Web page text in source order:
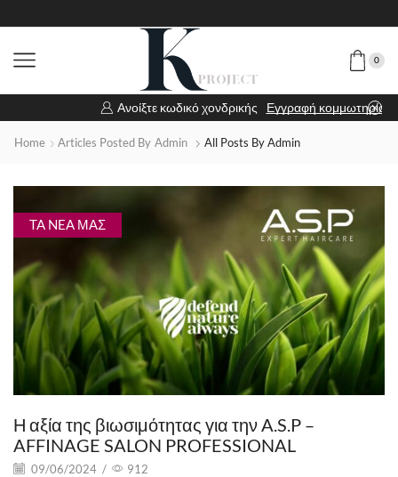
0
Ανοίξτε κωδικό χονδρικής Εγγραφή κομμωτηρίου
Home Articles Posted By Admin All Posts By Admin
TA NEA ΜΑΣ
Η αξία της βιωσιμότητας για την A.S.P –
AFFINAGE SALON PROFESSIONAL
09/06/2024 / 912